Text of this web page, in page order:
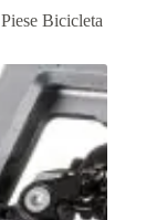
Piese Bicicleta